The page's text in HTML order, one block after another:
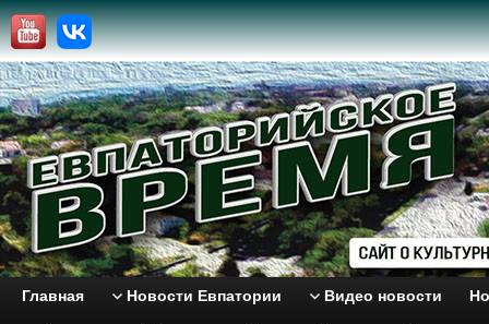
Главная Новости Евпатории Видео новости